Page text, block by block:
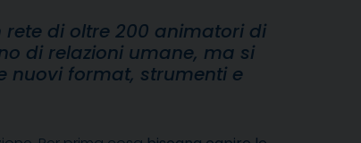
di oltre 200 animatori di
di relazioni umane, ma si
nuovi format, strumenti e